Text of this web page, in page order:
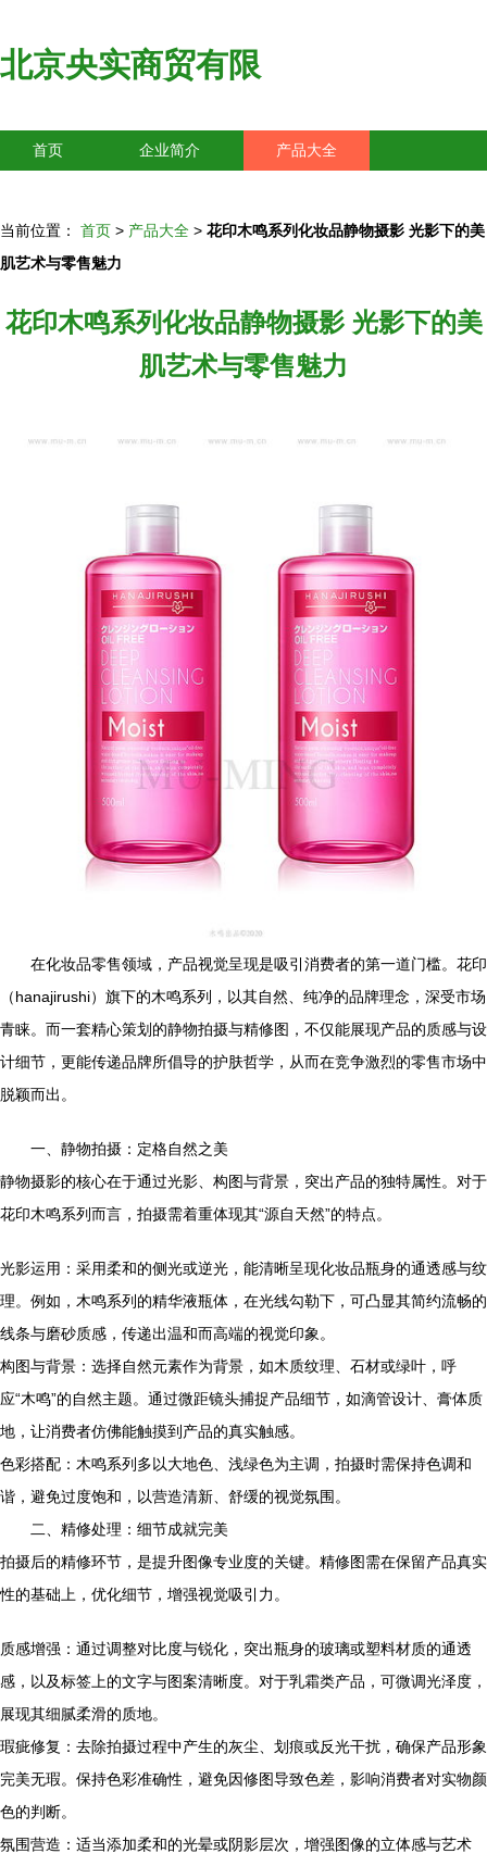
北京央实商贸有限
首页 企业简介 产品大全
当前位置： 首页 > 产品大全 > 花印木鸣系列化妆品静物摄影 光影下的美
肌艺术与零售魅力
花印木鸣系列化妆品静物摄影 光影下的美
肌艺术与零售魅力
在化妆品零售领域，产品视觉呈现是吸引消费者的第一道门槛。花印
（hanajirushi）旗下的木鸣系列，以其自然、纯净的品牌理念，深受市场
青睐。而一套精心策划的静物拍摄与精修图，不仅能展现产品的质感与设
计细节，更能传递品牌所倡导的护肤哲学，从而在竞争激烈的零售市场中
脱颖而出。
一、静物拍摄：定格自然之美
静物摄影的核心在于通过光影、构图与背景，突出产品的独特属性。对于
花印木鸣系列而言，拍摄需着重体现其“源自天然”的特点。
光影运用：采用柔和的侧光或逆光，能清晰呈现化妆品瓶身的通透感与纹
理。例如，木鸣系列的精华液瓶体，在光线勾勒下，可凸显其简约流畅的
线条与磨砂质感，传递出温和而高端的视觉印象。
构图与背景：选择自然元素作为背景，如木质纹理、石材或绿叶，呼
应“木鸣”的自然主题。通过微距镜头捕捉产品细节，如滴管设计、膏体质
地，让消费者仿佛能触摸到产品的真实触感。
色彩搭配：木鸣系列多以大地色、浅绿色为主调，拍摄时需保持色调和
谐，避免过度饱和，以营造清新、舒缓的视觉氛围。
二、精修处理：细节成就完美
拍摄后的精修环节，是提升图像专业度的关键。精修图需在保留产品真实
性的基础上，优化细节，增强视觉吸引力。
质感增强：通过调整对比度与锐化，突出瓶身的玻璃或塑料材质的通透
感，以及标签上的文字与图案清晰度。对于乳霜类产品，可微调光泽度，
展现其细腻柔滑的质地。
瑕疵修复：去除拍摄过程中产生的灰尘、划痕或反光干扰，确保产品形象
完美无瑕。保持色彩准确性，避免因修图导致色差，影响消费者对实物颜
色的判断。
氛围营造：适当添加柔和的光晕或阴影层次，增强图像的立体感与艺术